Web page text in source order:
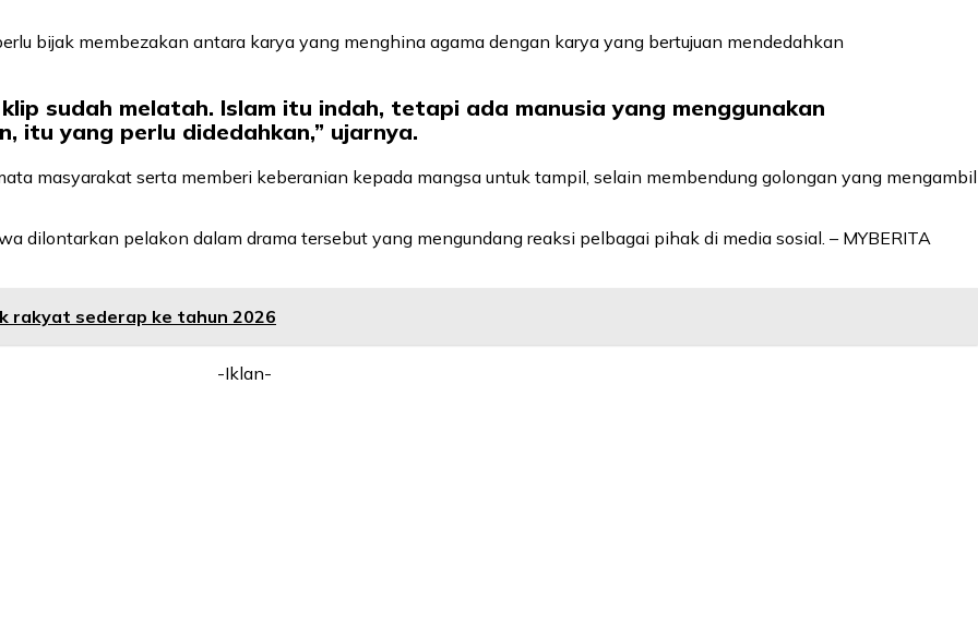
bijak membezakan antara karya yang menghina agama dengan karya yang bertujuan mendedahkan
sudah melatah. Islam itu indah, tetapi ada manusia yang menggunakan
itu yang perlu didedahkan,” ujarnya.
masyarakat serta memberi keberanian kepada mangsa untuk tampil, selain membendung golongan yang mengambil
dilontarkan pelakon dalam drama tersebut yang mengundang reaksi pelbagai pihak di media sosial. – MYBERITA
rakyat sederap ke tahun 2026
-Iklan-